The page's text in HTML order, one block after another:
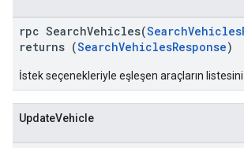
rpc SearchVehicles(
returns (SearchVehiclesResponse)
İstek seçenekleriyle eşleşen araçların
UpdateVehicle